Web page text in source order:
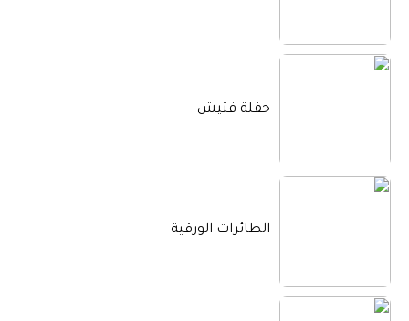
حفلة فتيش
الطائرات الورقية